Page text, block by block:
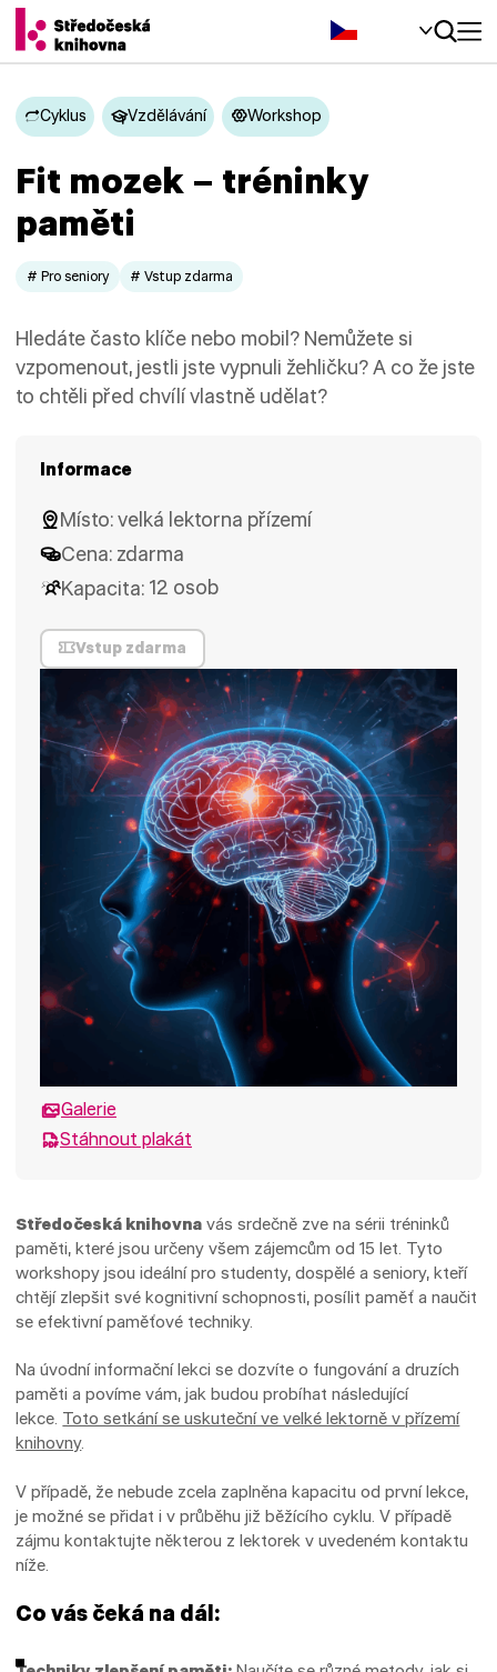
Čeština‎
Cyklus Vzdělávání Workshop
Fit mozek – tréninky
paměti
# Pro seniory # Vstup zdarma
Hledáte často klíče nebo mobil? Nemůžete si
vzpomenout, jestli jste vypnuli žehličku? A co že jste
to chtěli před chvílí vlastně udělat?
Informace
Místo:velká lektorna přízemí
Cena: zdarma
Kapacita: 12 osob
Vstup zdarma
Galerie
Stáhnout plakát
Středočeská knihovna vás srdečně zve na sérii tréninků
paměti, které jsou určeny všem zájemcům od 15 let. Tyto
workshopy jsou ideální pro studenty, dospělé a seniory, kteří
chtějí zlepšit své kognitivní schopnosti, posílit paměť a naučit
se efektivní paměťové techniky.
Na úvodní informační lekci se dozvíte o fungování a druzích
paměti a povíme vám, jak budou probíhat následující
lekce. Toto setkání se uskuteční ve velké lektorně v přízemí
knihovny.
V případě, že nebude zcela zaplněna kapacitu od první lekce,
je možné se přidat i v průběhu již běžícího cyklu. V případě
zájmu kontaktujte některou z lektorek v uvedeném kontaktu
níže.
Co vás čeká na dál: